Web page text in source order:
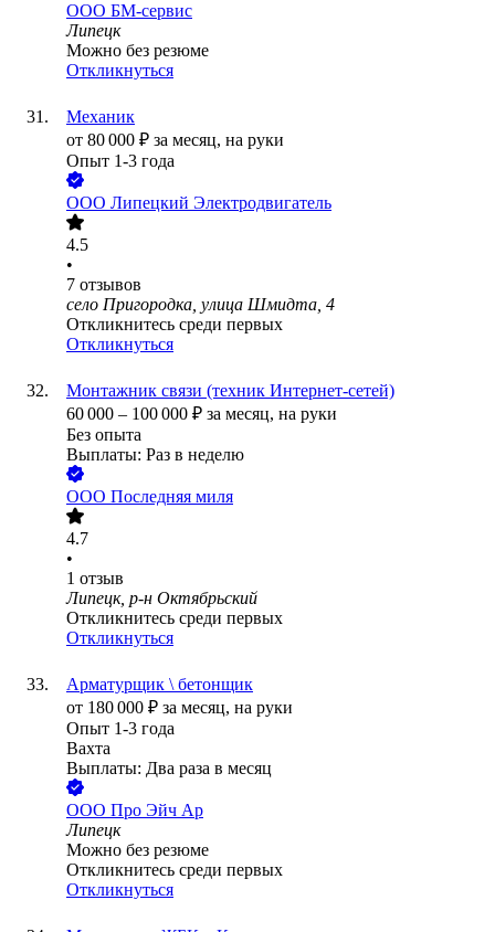
ООО БМ-сервис
Липецк
Можно без резюме
Откликнуться
Механик
от 80 000 ₽ за месяц, на руки
Опыт 1-3 года
ООО Липецкий Электродвигатель
4.5
•
7 отзывов
село Пригородка, улица Шмидта, 4
Откликнитесь среди первых
Откликнуться
Монтажник связи (техник Интернет-сетей)
60 000 – 100 000 ₽ за месяц, на руки
Без опыта
Выплаты: Раз в неделю
ООО Последняя миля
4.7
•
1 отзыв
Липецк, р-н Октябрьский
Откликнитесь среди первых
Откликнуться
Арматурщик \ бетонщик
от 180 000 ₽ за месяц, на руки
Опыт 1-3 года
Вахта
Выплаты: Два раза в месяц
ООО Про Эйч Ар
Липецк
Можно без резюме
Откликнитесь среди первых
Откликнуться